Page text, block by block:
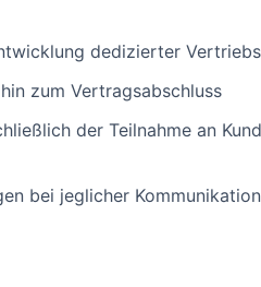
dedizierter
zum Vertragsabschluss
der Teilnahme an
bei jeglicher